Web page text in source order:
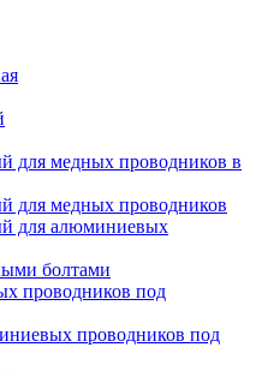
для медных проводников в
для медных проводников
для алюминиевых
болтами
проводников под
проводников под